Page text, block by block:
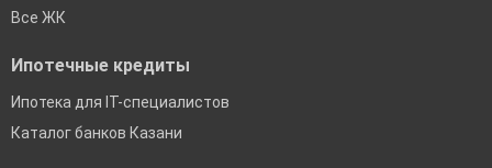
Все ЖК
Ипотечные кредиты
Ипотека для IT-специалистов
Каталог банков Казани